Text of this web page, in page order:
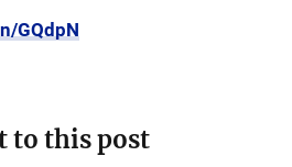
GQdpN
to this post